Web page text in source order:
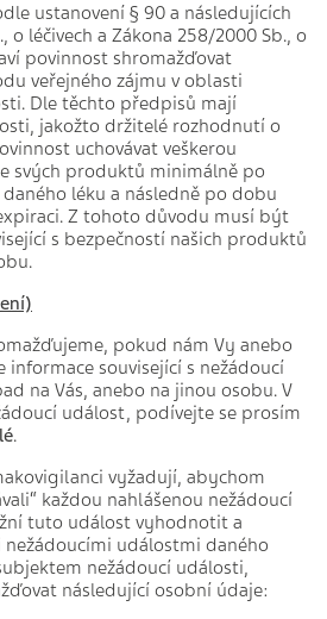
ustanovení § 90 a následujících
o léčivech a Zákona 258/2000 Sb., o
povinnost shromažďovat
veřejného zájmu v oblasti
Dle těchto předpisů mají
jakožto držitelé rozhodnutí o
uchovávat veškerou
svých produktů minimálně po
léku a následně po dobu
Z tohoto důvodu musí být
s bezpečností našich produktů
pokud nám Vy anebo
související s nežádoucí
na Vás, anebo na jinou osobu. V
událost, podívejte se prosím
.
vyžadují, abychom
každou nahlášenou nežádoucí
tuto událost vyhodnotit a
událostmi daného
nežádoucí události,
následující osobní údaje: